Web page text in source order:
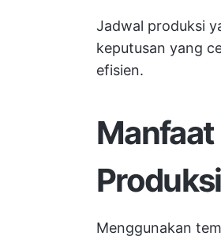
Jadwal produksi
keputusan yang
efisien.
Menggunakan